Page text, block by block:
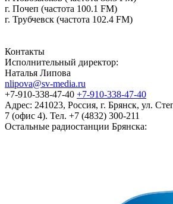
г. Почеп (частота 100.1 FM)
г. Трубчевск (частота 102.4 FM)
Контакты
Исполнительный директор:
Наталья Липова
nlipova@sv-media.ru
+7-910-338-47-40 +7-910-338-47-40
Адрес: 241023, Россия, г. Брянск, ул.
7 (офис 4). Тел. +7 (4832) 300-211
Остальные радиостанции Брянска: